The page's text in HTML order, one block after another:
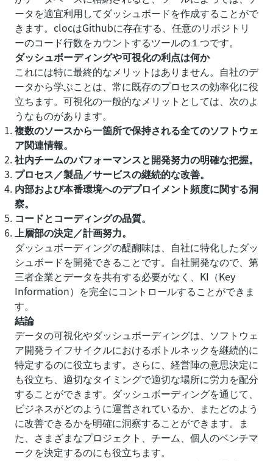
ータを適宜利用してダッシュボードを作成することがで
きます。 clocはGithubに存在する、任意のリポジトリ
ーのコード行数をカウントするツールの１つです。
ダッシュボーディングや可視化の利点は何か
これには特に最終的なメリットはありません。自社のデ
ータから学ぶことは、常に既存のプロセスの効率化に役
立ちます。可視化の一般的なメリットとしては、次のよ
うなものがあります。
複数のソースから一箇所で保持される全てのソフトウェ
ア関連情報。
社内チームのパフォーマンスと開発努力の明確な把握。
プロセス／製品／サービスの継続的な改善。
内部および本番環境へのデプロイメント頻度に関する洞
察。
コードとコーディングの品質。
上層部の決定／計画努力。
ダッシュボーディングの醍醐味は、自社に特化したダッ
シュボードを開発できることです。自社開発なので、第
三者企業とデータを共有する必要がなく、KI（Key
Information）を完全にコントロールすることができま
す。
結論
データの可視化やダッシュボーディングは、ソフトウェ
ア開発ライフサイクルにおけるボトルネックを継続的に
特定するのに役立ちます。さらに、経営陣の意思決定に
も役立ち、適切なタイミングで適切な場所に労力を配分
することができます。ダッシュボーディングを通じて、
ビジネスがどのように運営されているか、またどのよう
に改善できるかを明確に洞察することができます。ま
た、さまざまなプロジェクト、チーム、個人のベンチマ
ークを決定するのにも役立ちます。